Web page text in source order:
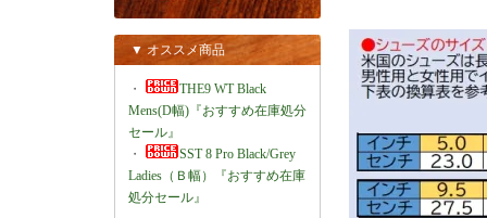
▼ オススメ商品
・
THE9 WT Black
Mens(D幅)『おすすめ在庫処分
セール』
・
SST 8 Pro Black/Grey
Ladies（Ｂ幅）『おすすめ在庫
処分セール』